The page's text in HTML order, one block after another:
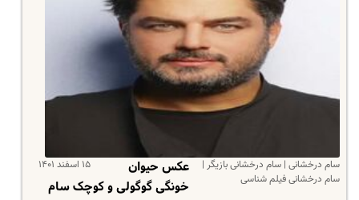
سام درخشانی | سام درخشانی بازیگر |
سام درخشانی فیلم شناسی
۱۵ اسفند ۱۴۰۱
عکس حیوان
خونگی گوگولی و کوچک سام